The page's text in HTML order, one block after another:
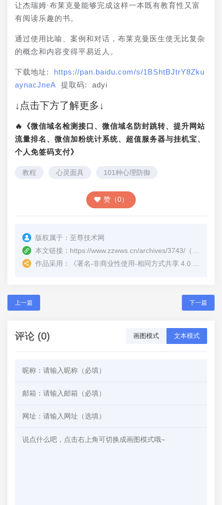
让杰瑞姆·布莱克曼能够完成这样一本既有教育性又富
有阅读乐趣的书。
通过使用比喻、案例和对话，布莱克曼医生使无比复杂
的概念和内容变得平易近人。
下载地址: https://pan.baidu.com/s/1BShtBJtrY8Zku
aynacJneA 提取码: adyi
↓点击下方了解更多↓
🔥《微信域名检测接口、微信域名防封跳转、提升网站
流量排名、微信加粉统计系统、超值服务器与挂机宝、
个人免签码支付》
教程 心灵面具 101种心理防御
赞（0）
版权属于： 至尊技术网
本文链接： https://www.zzwws.cn/archives/3743/ （转载时请注明本文出处及文章链接）
作品采用：
《署名-非商业性使用-相同方式共享 4.0 国际 (CC BY-NC-SA 4.0)
上一篇 下一篇
评论 (0) 画图模式 文本模式